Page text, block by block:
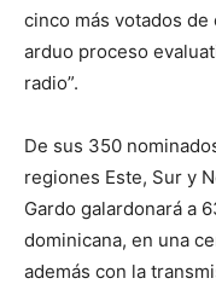
cinco más votados
arduo proceso
radio”.
De sus 350
regiones Este, Sur y
Gardo galardonará a
dominicana, en una
además con la